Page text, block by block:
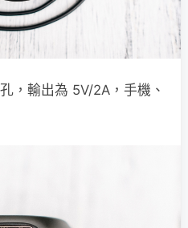
，輸出為 5V/2A，手機、